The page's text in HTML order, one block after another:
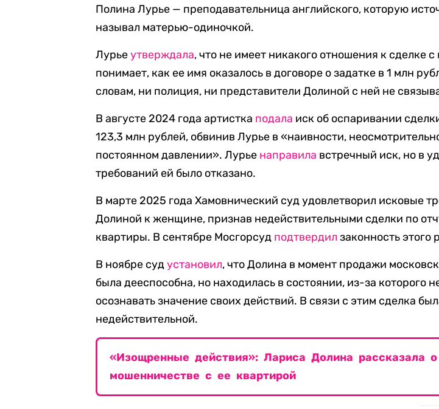
Полина Лурье — преподавательница английского, которую
называл матерью-одиночкой.
Лурьеутверждала, что не имеет никакого отношения к сделке
понимает, как ее имя оказалось в договоре о задатке в 1 млн
словам, ни полиция, ни представители Долиной с ней не
В августе 2024 года артистка подала иск об оспаривании
123,3 млн рублей, обвинив Лурье в «наивности,
постоянном давлении». Лурье направила встречный иск, но в
требований ей было отказано.
В марте 2025 года Хамовнический суд удовлетворил исковые
Долиной к женщине, признав недействительными сделки по
квартиры. В сентябре Мосгорсуд подтвердил законность этого
В ноябре судустановил, что Долина в момент продажи
была дееспособна, но находилась в состоянии, из-за которого
осознавать значение своих действий. В связи с этим сделка
недействительной.
«Изощренные действия»: Лариса Долина рассказала о
мошенничестве с ее квартирой